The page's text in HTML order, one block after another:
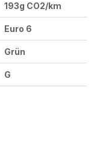
193g CO2/km
Euro 6
Grün
G